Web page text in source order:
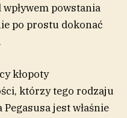
powstania
po prostu dokonać
kłopoty
którzy tego rodzaju
jest właśnie